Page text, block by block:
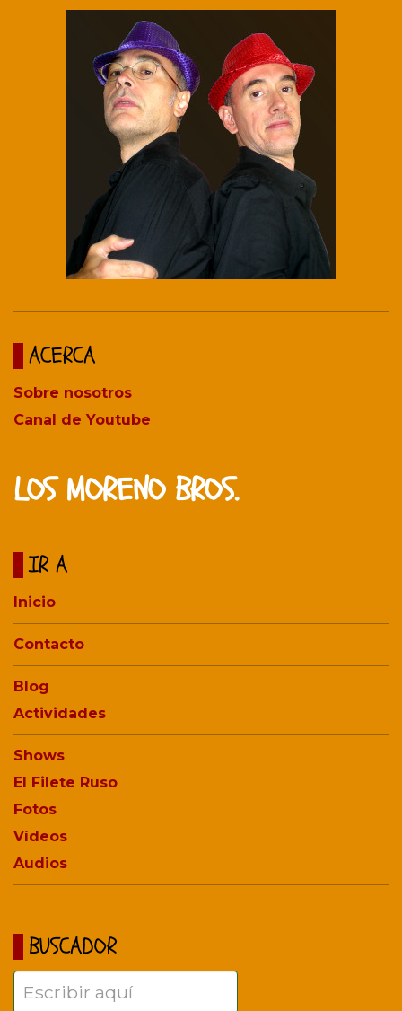
ACERCA
Sobre nosotros
Canal de Youtube
LOS MORENO BROS.
IR A
Inicio
Contacto
Blog
Actividades
Shows
El Filete Ruso
Fotos
Vídeos
Audios
BUSCADOR